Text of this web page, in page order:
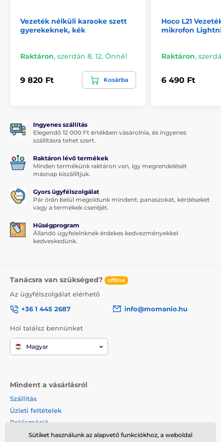
Csatlakoztathatóság:
Wi-Fi 2.4 Ghz + 5 Ghz,
Bluetooth 5.0
Méretek:
158 × 123 × 69,5 mm
Vezeték nélküli karaoke szett
gyerekeknek, kék
Raktáron, szerdán 8. 12. Önnél
9 820 Ft Kosárba
Hoco L21
mikrofon
Raktáron,
6 490 Ft
Ingyenes szállítás
Elegendő 12 000 Ft értékben vásárolnia, és ingyenes
szállításra tehet szert.
Raktáron lévő termékek
Minden termékünk raktáron van, így megrendelését
másnap kiszállítjuk.
Gyors ügyfélszolgálat
Pár órán belül megoldunk mindent: panaszokat, kérdéseket
vagy a termékek cseréjét.
Hűségprogram
Állandó ügyfeleinknek érdekes kedvezményekkel
kedveskedünk.
Tanácsra van szükséged? offline
Az ügyfélszolgálat elérhető
+36 1 445 2687
info@momanio.hu
Hol találsz bennünket
Magyar
Mindent a vásárlásról
Szállítás
Üzleti feltételek
Reklamáció
Termék visszaküldése
Sütiket használunk az alapvető funkciókhoz, a weboldal